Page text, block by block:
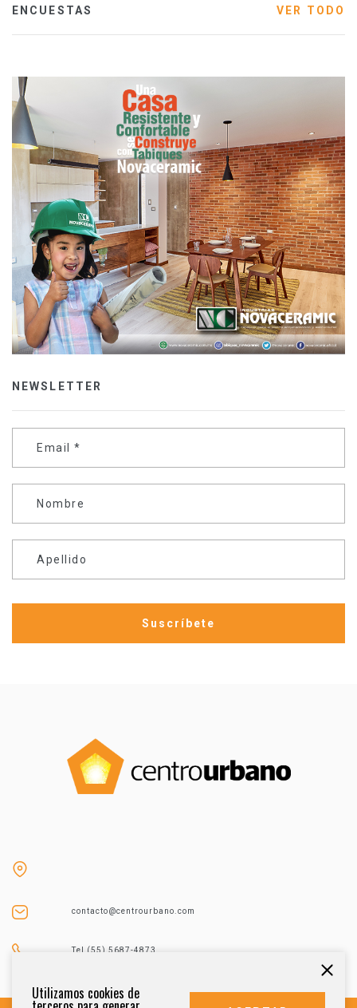
ENCUESTAS VER TODO
NEWSLETTER
Email *
Nombre
Apellido
contacto@centrourbano.com
Tel (55) 5687-4873
Utilizamos cookies de